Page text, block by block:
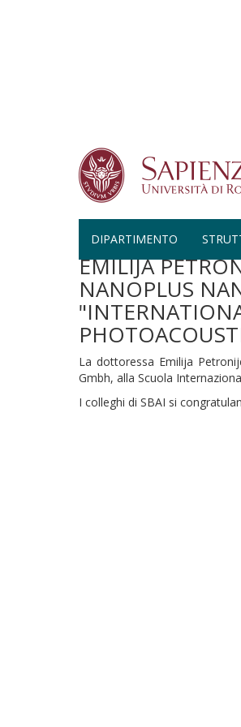
Salta al contenuto principale
DIPARTIMENTO
Home
EMILIJA
NANOPLUS
La dottoressa Emilija
Gmbh, alla Scuola
I colleghi di SBAI si